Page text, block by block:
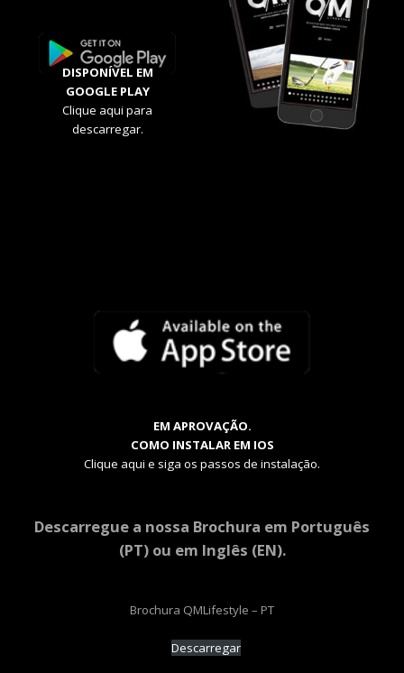
DISPONÍVEL EM
GOOGLE PLAY
Clique aqui para
descarregar.
EM APROVAÇÃO.
COMO INSTALAR EM IOS
Clique aqui e siga os passos de instalação.
Descarregue a nossa Brochura em Português
(PT) ou em Inglês (EN).
Brochura QMLifestyle – PT
Descarregar